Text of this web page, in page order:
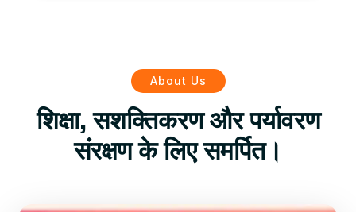
About Us
शिक्षा, सशक्तिकरण और पर्यावरण
संरक्षण के लिए समर्पित।